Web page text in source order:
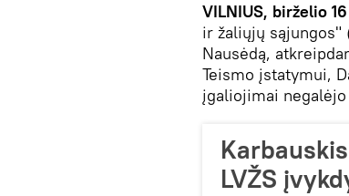
VILNIUS, birželio
ir žaliųjų sąjungos"
Nausėdą,
Teismo įstatymui,
įgaliojimai
LVŽS